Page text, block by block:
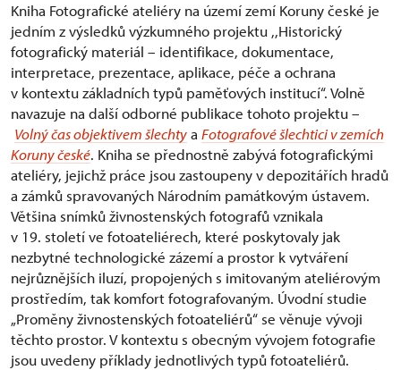
Kniha Fotografické ateliéry na území zemí Koruny české je
jedním z výsledků výzkumného projektu ,,Historický
fotografický materiál – identifikace, dokumentace,
interpretace, prezentace, aplikace, péče a ochrana
v kontextu základních typů paměťových institucí“. Volně
navazuje na další odborné publikace tohoto projektu –
Volný čas objektivem šlechtya Fotografové šlechtici v zemích
Koruny české. Kniha se přednostně zabývá fotografickými
ateliéry, jejichž práce jsou zastoupeny v depozitářích hradů
a zámků spravovaných Národním památkovým ústavem.
Většina snímků živnostenských fotografů vznikala
v 19. století ve fotoateliérech, které poskytovaly jak
nezbytné technologické zázemí a prostor k vytváření
nejrůznějších iluzí, propojených s imitovaným ateliérovým
prostředím, tak komfort fotografovaným. Úvodní studie
„Proměny živnostenských fotoateliérů“ se věnuje vývoji
těchto prostor. V kontextu s obecným vývojem fotografie
jsou uvedeny příklady jednotlivých typů fotoateliérů.